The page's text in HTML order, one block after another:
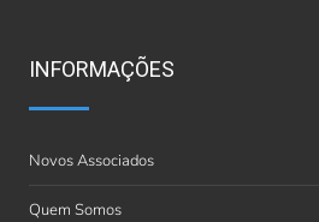
INFORMAÇÕES
Novos Associados
Quem Somos